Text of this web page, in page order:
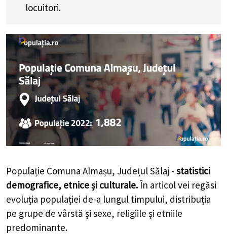
locuitori.
Populație Comuna Almașu, Județul Sălaj - statistici
demografice, etnice și culturale.În articol vei regăsi
evoluția populației de-a lungul timpului, distribuția
pe grupe de vârstă și sexe, religiile și etniile
predominante.